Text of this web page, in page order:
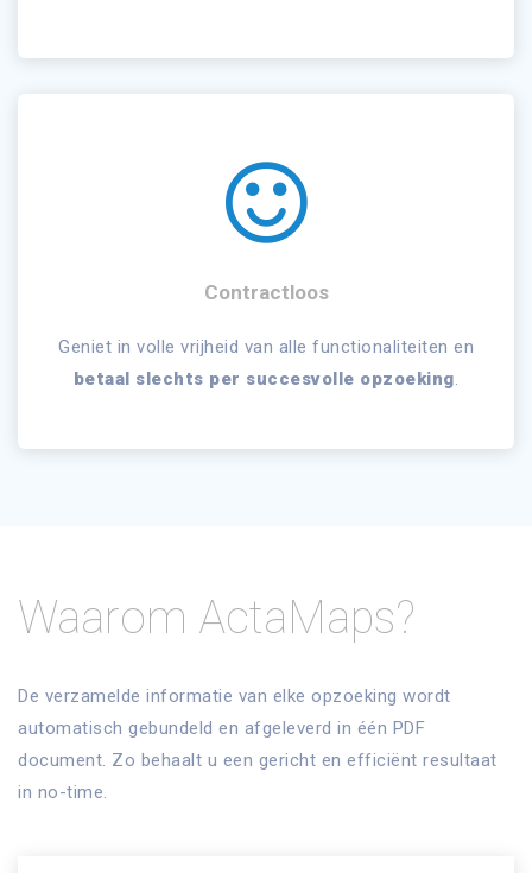
Contractloos
Geniet in volle vrijheid van alle functionaliteiten en
betaal slechts per succesvolle opzoeking.
Waarom ActaMaps?
De verzamelde informatie van elke opzoeking wordt
automatisch gebundeld en afgeleverd in één PDF
document. Zo behaalt u een gericht en efficiënt resultaat
in no-time.